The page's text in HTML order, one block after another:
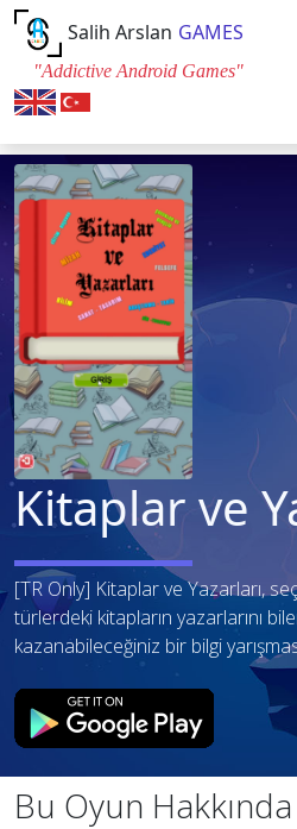
Salih Arslan GAMES
"Addictive Android Games"
Kitaplar ve
[TR Only] Kitaplar ve Yazarları,
türlerdeki kitapların yazarlarını
kazanabileceğiniz bir bilgi
Bu Oyun Hakkında